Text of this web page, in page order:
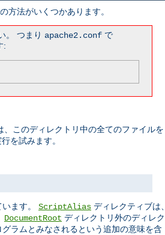
方法がいくつかあります。
。 つまり apache2.conf で
:
このディレクトリ中の全てのファイルを
を試みます。
ます。 ScriptAlias ディレクティブは、
DocumentRoot ディレクトリ外のディレク
ラムとみなされるという追加の意味を含